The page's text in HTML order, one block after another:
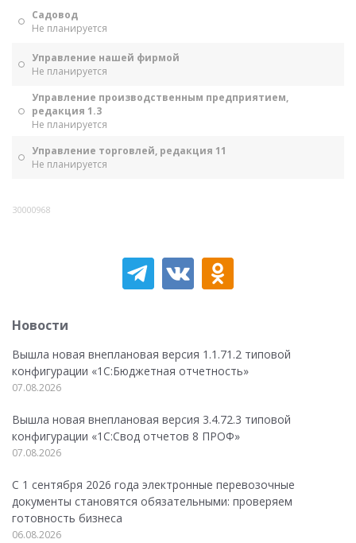
Садовод
Не планируется
Управление нашей фирмой
Не планируется
Управление производственным предприятием,
редакция 1.3
Не планируется
Управление торговлей, редакция 11
Не планируется
30000968
Новости
Вышла новая внеплановая версия 1.1.71.2 типовой
конфигурации «1C:Бюджетная отчетность»
07.08.2026
Вышла новая внеплановая версия 3.4.72.3 типовой
конфигурации «1C:Свод отчетов 8 ПРОФ»
07.08.2026
С 1 сентября 2026 года электронные перевозочные
документы становятся обязательными: проверяем
готовность бизнеса
06.08.2026